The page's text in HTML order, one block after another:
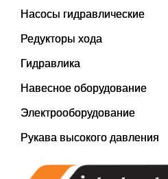
Насосы гидравлические
Редукторы хода
Гидравлика
Навесное оборудование
Электрооборудование
Рукава высокого давления